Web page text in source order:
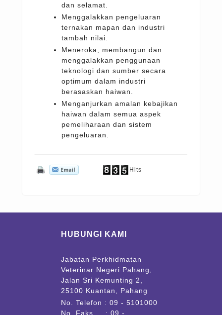
dan selamat.
Menggalakkan pengeluaran
ternakan mapan dan industri
tambah nilai.
Meneroka, membangun dan
menggalakkan penggunaan
teknologi dan sumber secara
optimum dalam industri
berasaskan haiwan.
Menganjurkan amalan kebajikan
haiwan dalam semua aspek
pemeliharaan dan sistem
pengeluaran.
Hits
HUBUNGI KAMI
Jabatan Perkhidmatan
Veterinar Negeri Pahang,
Jalan Sri Kemunting 2,
25100 Kuantan, Pahang
No. Telefon : 09 - 5101000
No. Faks : 09 -